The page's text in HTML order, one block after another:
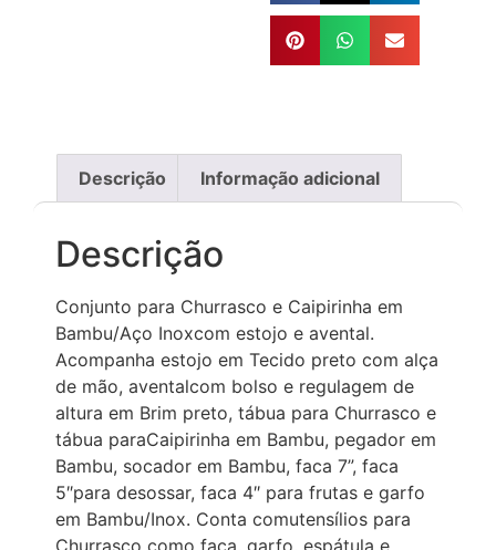
Descrição Informação adicional
Descrição
Conjunto para Churrasco e Caipirinha em
Bambu/Aço Inoxcom estojo e avental.
Acompanha estojo em Tecido preto com alça
de mão, aventalcom bolso e regulagem de
altura em Brim preto, tábua para Churrasco e
tábua paraCaipirinha em Bambu, pegador em
Bambu, socador em Bambu, faca 7”, faca
5″para desossar, faca 4″ para frutas e garfo
em Bambu/Inox. Conta comutensílios para